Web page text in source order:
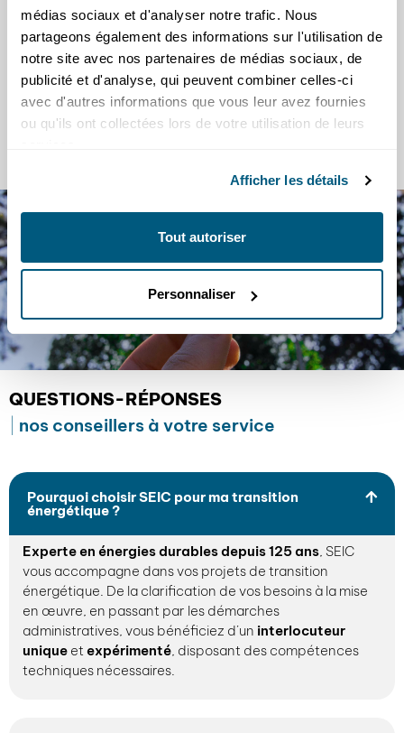
médias sociaux et d'analyser notre trafic. Nous
partageons également des informations sur l'utilisation de
notre site avec nos partenaires de médias sociaux, de
publicité et d'analyse, qui peuvent combiner celles-ci
avec d'autres informations que vous leur avez fournies
ou qu'ils ont collectées lors de votre utilisation de leurs
Afficher les détails
Tout autoriser
Personnaliser
matériel de travail.
De plus, c’est une entreprise formatrice agréée.
Bleon Sahiti
pour demain
Entreprise responsable, SEIC a intégré depuis de nombreuses
offre de services.
QUESTIONS-RÉPONSES
nos conseillers à votre service
Pourquoi choisir SEIC pour ma transition
énergétique ?
Experte en énergies durables depuis 125 ans , SEIC
vous accompagne dans vos projets de transition
énergétique. De la clarification de vos besoins à la mise
en œuvre, en passant par les démarches
administratives, vous bénéficiez d’un interlocuteur
unique et expérimenté , disposant des compétences
techniques nécessaires.